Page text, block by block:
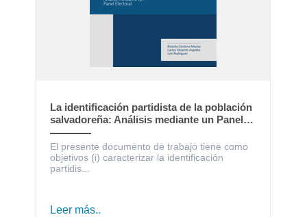
La identificación partidista de la población
salvadoreña: Análisis mediante un Panel
Electoral
El presente documento de trabajo tiene como
objetivos (i) caracterizar la identificación
partidis...
Leer más..